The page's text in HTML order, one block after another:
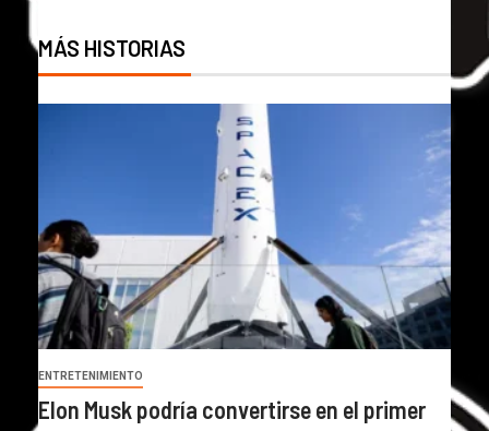
MÁS HISTORIAS
ENTRETENIMIENTO
Elon Musk podría convertirse en el primer